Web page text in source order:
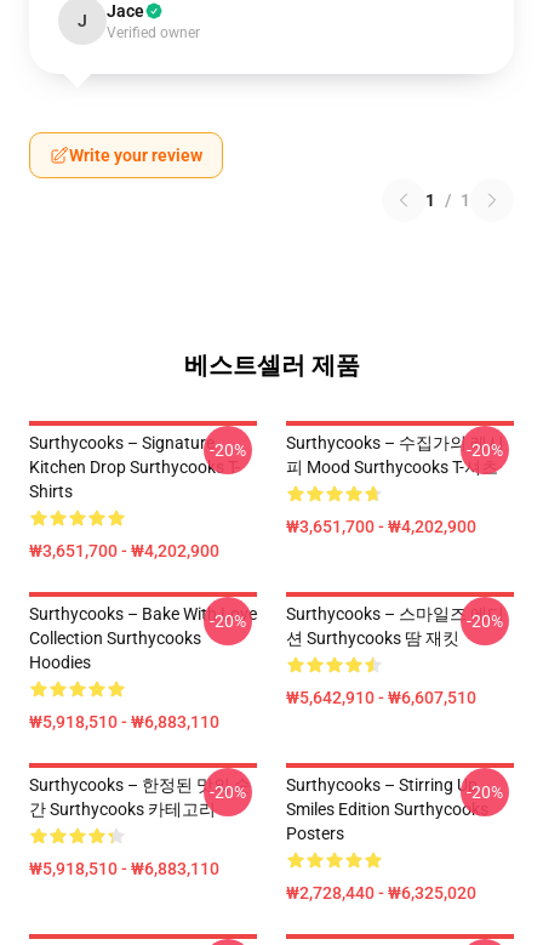
J Jace
Verified owner
Write your review
1 / 1
베스트셀러 제품
Surthycooks – Signature
Kitchen Drop Surthycooks T-
Shirts
₩3,651,700 - ₩4,202,900
-20%
Surthycooks – 수집가의 레시
피 Mood Surthycooks T-셔츠
₩3,651,700 - ₩4,202,900
-20%
Surthycooks – Bake With Love
Collection Surthycooks
Hoodies
₩5,918,510 - ₩6,883,110
-20%
Surthycooks – 스마일즈 에디
션 Surthycooks 땀 재킷
₩5,642,910 - ₩6,607,510
-20%
Surthycooks – 한정된 맛의 순
간 Surthycooks 카테고리
₩5,918,510 - ₩6,883,110
-20%
Surthycooks – Stirring Up
Smiles Edition Surthycooks
Posters
₩2,728,440 - ₩6,325,020
-20%